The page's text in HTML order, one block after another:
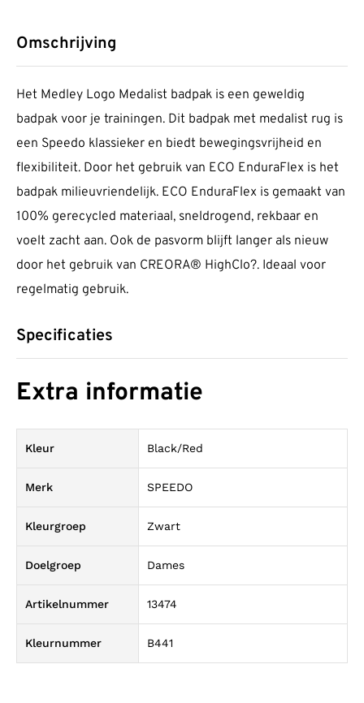
Omschrijving
Het Medley Logo Medalist badpak is een geweldig
badpak voor je trainingen. Dit badpak met medalist rug is
een Speedo klassieker en biedt bewegingsvrijheid en
flexibiliteit. Door het gebruik van ECO EnduraFlex is het
badpak milieuvriendelijk. ECO EnduraFlex is gemaakt van
100% gerecycled materiaal, sneldrogend, rekbaar en
voelt zacht aan. Ook de pasvorm blijft langer als nieuw
door het gebruik van CREORA® HighClo?. Ideaal voor
regelmatig gebruik.
Specificaties
Extra informatie
Kleur Black/Red
Merk SPEEDO
Kleurgroep Zwart
Doelgroep Dames
Artikelnummer 13474
Kleurnummer B441